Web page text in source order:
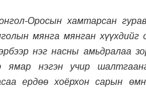
Оросын хамтарсан
мянга мянган хүүхдийг
нэг насны амьдралаа
нэгэн учир
ердөө хоёрхон сарын